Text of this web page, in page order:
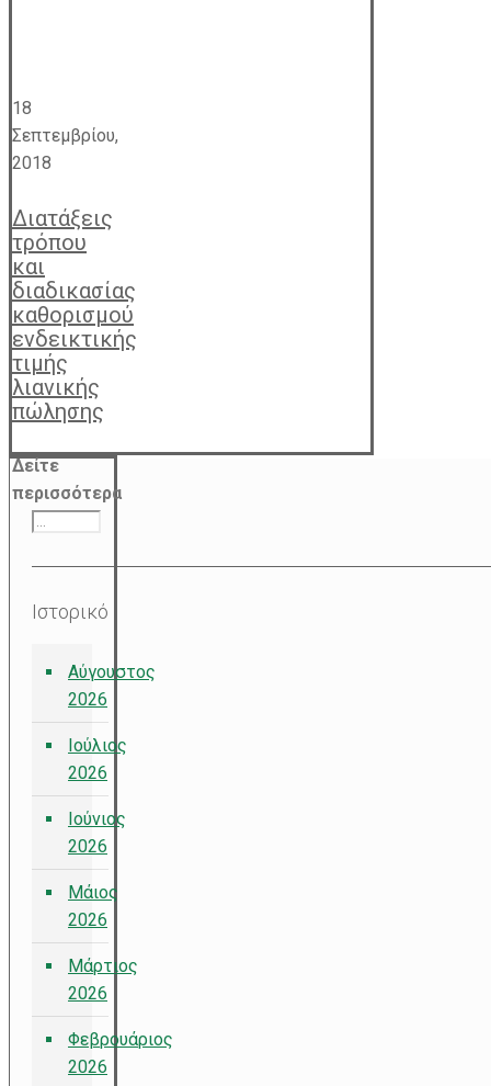
18
Σεπτεμβρίου,
2018
Διατάξεις
τρόπου
και
διαδικασίας
καθορισμού
ενδεικτικής
τιμής
λιανικής
πώλησης
Δείτε
περισσότερα
Ιστορικό
Αύγουστος
2026
Ιούλιος
2026
Ιούνιος
2026
Μάιος
2026
Μάρτιος
2026
Φεβρουάριος
2026